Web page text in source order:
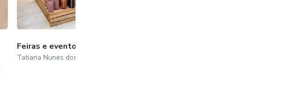
Feiras e eventos VIP
Tatiana Nunes dos Santos Paim